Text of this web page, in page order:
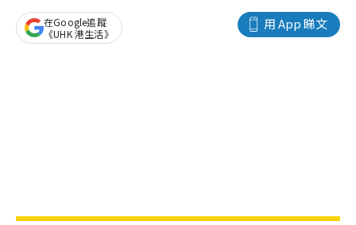
用 App 睇文
在Google追蹤
《UHK 港生活》